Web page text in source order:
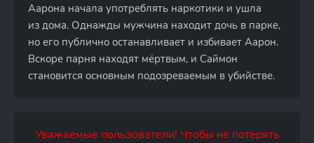
Аарона начала употреблять наркотики и ушла
из дома. Однажды мужчина находит дочь в парке,
но его публично останавливает и избивает Аарон.
Вскоре парня находят мёртвым, и Саймон
становится основным подозреваемым в убийстве.
Уважаемые пользователи! Чтобы не потерять